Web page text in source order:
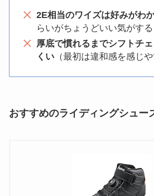
2E相当のワイズは好みがわ
らいがちょうどいい気がする
厚底で慣れるまでシフトチ
くい（最初は違和感を感じや
おすすめのライディングシュー